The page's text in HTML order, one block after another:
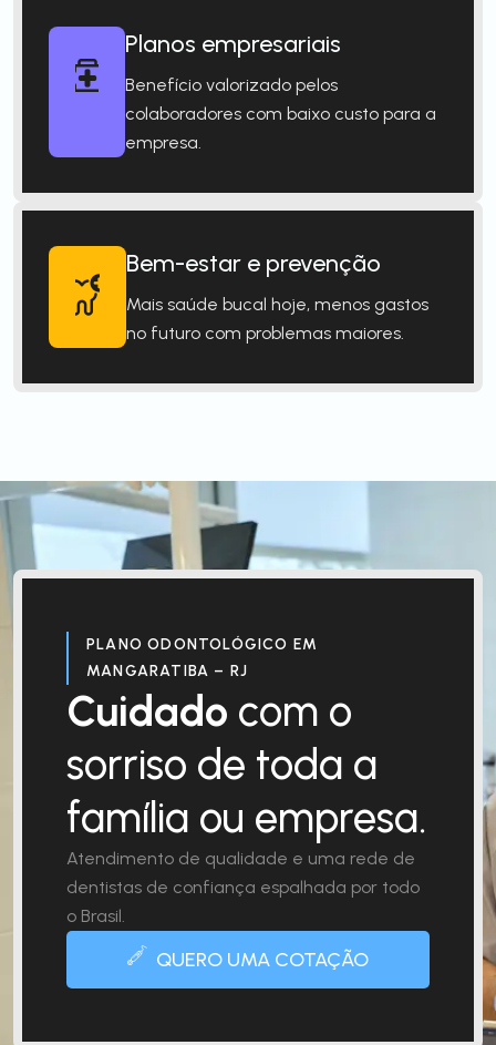
Planos empresariais
Benefício valorizado pelos
colaboradores com baixo custo para a
empresa.
Bem-estar e prevenção
Mais saúde bucal hoje, menos gastos
no futuro com problemas maiores.
PLANO ODONTOLÓGICO EM
MANGARATIBA – RJ
Cuidado com o
sorriso de toda a
família ou empresa.
Atendimento de qualidade e uma rede de
dentistas de confiança espalhada por todo
o Brasil.
QUERO UMA COTAÇÃO